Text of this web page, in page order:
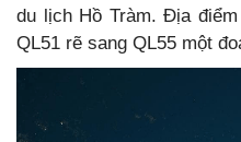
du lịch Hồ Tràm. Địa
QL51 rẽ sang QL55 một